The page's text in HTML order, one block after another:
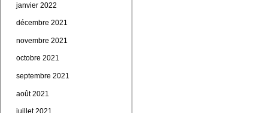
janvier 2022
décembre 2021
novembre 2021
octobre 2021
septembre 2021
août 2021
juillet 2021